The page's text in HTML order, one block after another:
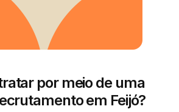
por meio de uma
em Feijó?